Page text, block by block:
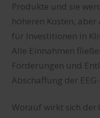
Produkte und sie
höheren Kosten,
für Investitionen in
Alle Einnahmen
Förderungen und
Abschaffung der
Worauf wirkt sich der